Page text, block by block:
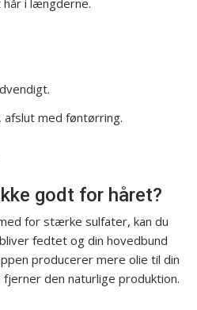
i længderne.
med føntørring.
godt for håret?
for stærke sulfater, kan du
fedtet og din hovedbund
producerer mere olie til din
den naturlige produktion.